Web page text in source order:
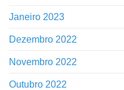
Janeiro 2023
Dezembro 2022
Novembro 2022
Outubro 2022